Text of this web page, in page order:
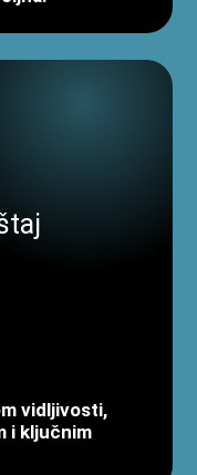
vidljivosti,
i ključnim